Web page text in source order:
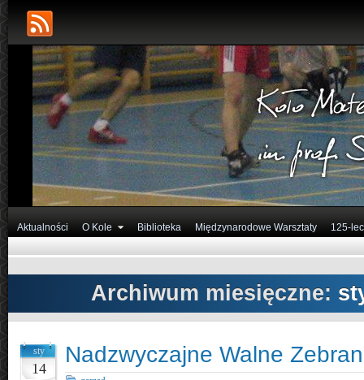
Aktualności O Kole Biblioteka Międzynarodowe Warsztaty 125-
Archiwum miesięczne:
sty
14
Nadzwyczajne Walne